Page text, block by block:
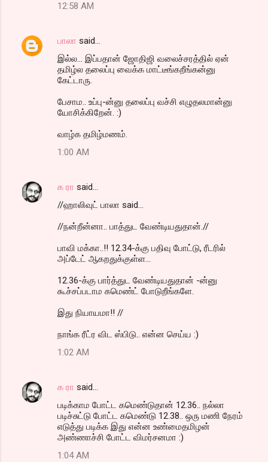
12:58 AM
பாலா said…
இல்ல... இப்பதான் ஜோதிஜி வலைச்சரத்தில் ஏன்
தமிழ்ல தலைப்பு வைக்க மாட்டீங்கறீங்கன்னு
கேட்டாரு.
பேசாம.. உப்பு-ன்னு தலைப்பு வச்சி எழுதலமான்னு
யோசிக்கிறேன். :)
வாழ்க தமிழ்மணம்.
1:00 AM
க ரா said…
//ஹாலிவுட் பாலா said...
//நன்றீன்னா.. பாத்துட வேண்டியதுதான்.//
பாவி மக்கா..!! 12.34-க்கு பதிவு போட்டு, ரீடரில்
அப்டேட் ஆகறதுக்குள்ள...
12.36-க்கு பார்த்துட வேண்டியதுதான் -ன்னு
கூச்சப்படாம கமெண்ட் போடுறீங்களே.
இது நியாயமா!! //
நாங்க ரீட்ர விட ஸ்பிடு.. என்ன செய்ய :)
1:02 AM
க ரா said…
படிக்காம போட்ட கமெண்டுதான் 12.36.. நல்லா
படிச்சுட்டு போட்ட கமெண்டு 12.38.. ஒரு மணி நேரம்
எடுத்து படிக்க இது என்ன உண்மைதமிழன்
அண்ணாச்சி போட்ட விமர்சனமா :)
1:04 AM